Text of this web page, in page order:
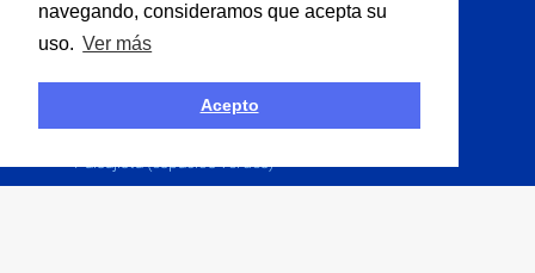
navegando, consideramos que acepta su
uso. Ver más
Acepto
Limpieza Industrial
Multiservicios
Obras Públicas